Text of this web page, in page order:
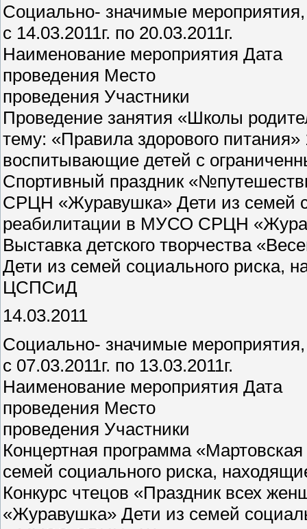
Социально- значимые
с 14.03.2011г. по 20.03.2011г.
Наименование мероприятия Дата
проведения Место
проведения Участники
Проведение занятия «Школы
тему: «Правила здорового
воспитывающие детей с
Спортивный праздник
СРЦН «Журавушка» Дети из семей
реабилитации в МУСО СРЦН
Выставка детского творчества
Дети из семей социального риска,
ЦСПСиД
14.03.2011
Социально- значимые
с 07.03.2011г. по 13.03.2011г.
Наименование мероприятия Дата
проведения Место
проведения Участники
Концертная программа
семей социального риска,
Конкурс чтецов «Праздник всех
«Журавушка» Дети из семей